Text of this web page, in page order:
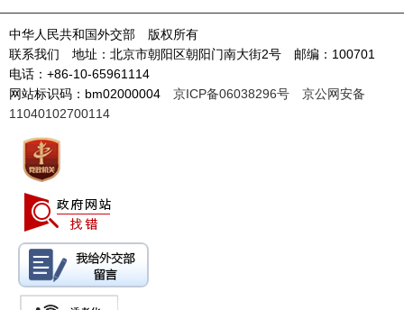
中华人民共和国外交部 版权所有
联系我们 地址：北京市朝阳区朝阳门南大街2号 邮编：100701
电话：+86-10-65961114
网站标识码：bm02000004 京ICP备06038296号
京公网安备
11040102700114